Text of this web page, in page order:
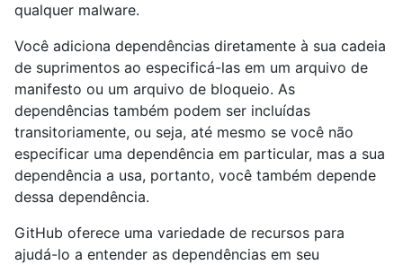
qualquer malware.
Você adiciona dependências diretamente à sua cadeia
de suprimentos ao especificá-las em um arquivo de
manifesto ou um arquivo de bloqueio. As
dependências também podem ser incluídas
transitoriamente, ou seja, até mesmo se você não
especificar uma dependência em particular, mas a sua
dependência a usa, portanto, você também depende
dessa dependência.
GitHub oferece uma variedade de recursos para
ajudá-lo a entender as dependências em seu